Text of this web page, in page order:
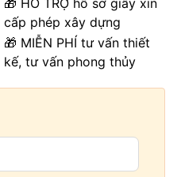
🎁 HỖ TRỢ hồ sơ giấy xin
cấp phép xây dựng
🎁 MIỄN PHÍ tư vấn thiết
kế, tư vấn phong thủy